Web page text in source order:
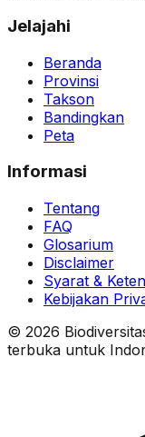
Jelajahi
Beranda
Provinsi
Takson
Bandingkan
Peta
Informasi
Tentang
FAQ
Glosarium
Disclaimer
Syarat &
Kebijakan
© 2026
terbuka untuk